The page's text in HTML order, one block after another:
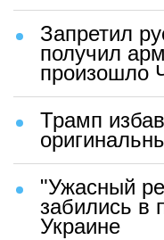
Запретил
получил
произошло
Трамп
"Ужасный
забились в
Украине